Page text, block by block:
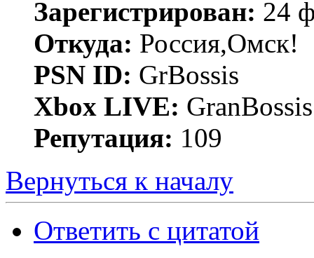
Зарегистрирован: 24
Откуда: Россия,Омск!
PSN ID: GrBossis
Xbox LIVE: GranBossis
Репутация: 109
Вернуться к началу
Ответить с цитатой